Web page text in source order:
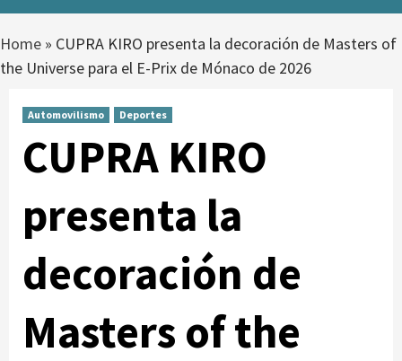
Home » CUPRA KIRO presenta la decoración de Masters of
the Universe para el E-Prix de Mónaco de 2026
Automovilismo Deportes
CUPRA KIRO
presenta la
decoración de
Masters of the